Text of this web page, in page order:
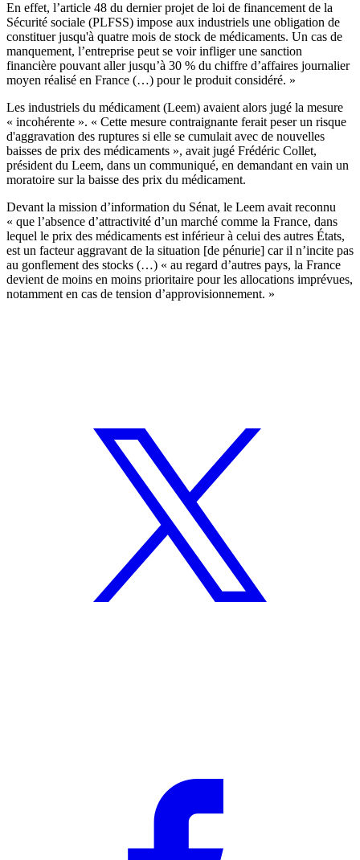
En effet, l’article 48 du dernier projet de loi de financement de la
Sécurité sociale (PLFSS) impose aux industriels une obligation de
constituer jusqu'à quatre mois de stock de médicaments. Un cas de
manquement, l’entreprise peut se voir infliger une sanction
financière pouvant aller jusqu’à 30 % du chiffre d’affaires journalier
moyen réalisé en France (…) pour le produit considéré. »
Les industriels du médicament (Leem) avaient alors jugé la mesure
« incohérente ». « Cette mesure contraignante ferait peser un risque
d'aggravation des ruptures si elle se cumulait avec de nouvelles
baisses de prix des médicaments », avait jugé Frédéric Collet,
président du Leem, dans un communiqué, en demandant en vain un
moratoire sur la baisse des prix du médicament.
Devant la mission d’information du Sénat, le Leem avait reconnu
« que l’absence d’attractivité d’un marché comme la France, dans
lequel le prix des médicaments est inférieur à celui des autres États,
est un facteur aggravant de la situation [de pénurie] car il n’incite pas
au gonflement des stocks (…) « au regard d’autres pays, la France
devient de moins en moins prioritaire pour les allocations imprévues,
notamment en cas de tension d’approvisionnement. »